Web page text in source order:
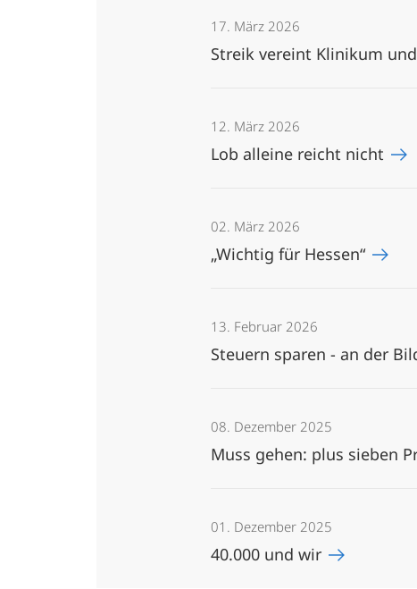
17. März 2026
Streik vereint Klinikum
12. März 2026
Lob alleine reicht nicht
02. März 2026
„Wichtig für Hessen“
13. Februar 2026
Steuern sparen - an der
08. Dezember 2025
Muss gehen: plus sieben
01. Dezember 2025
40.000 und wir